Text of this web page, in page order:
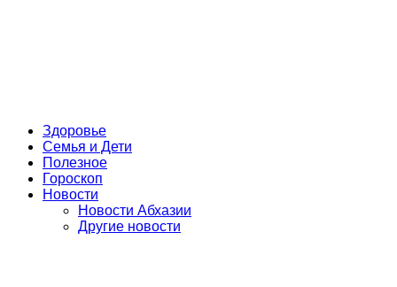
Здоровье
Семья и Дети
Полезное
Гороскоп
Новости
Новости Абхазии
Другие новости